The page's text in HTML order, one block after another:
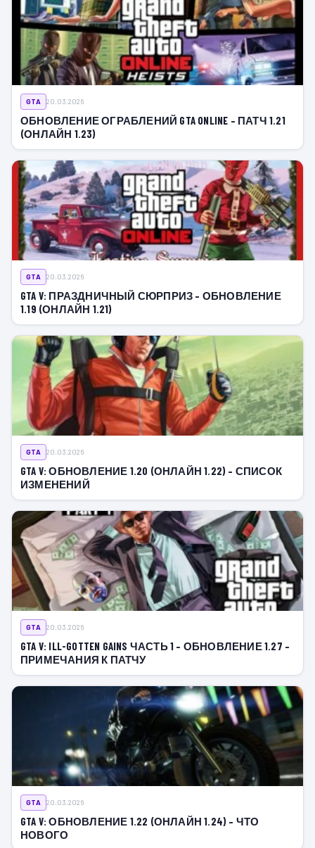
GTA 20.03.2026
ОБНОВЛЕНИЕ ОГРАБЛЕНИЙ GTA ONLINE – ПАТЧ 1.21
(ОНЛАЙН 1.23)
GTA 20.03.2026
GTA V: ПРАЗДНИЧНЫЙ СЮРПРИЗ – ОБНОВЛЕНИЕ
1.19 (ОНЛАЙН 1.21)
GTA 20.03.2026
GTA V: ОБНОВЛЕНИЕ 1.20 (ОНЛАЙН 1.22) – СПИСОК
ИЗМЕНЕНИЙ
GTA 20.03.2026
GTA V: ILL-GOTTEN GAINS ЧАСТЬ 1 – ОБНОВЛЕНИЕ 1.27 –
ПРИМЕЧАНИЯ К ПАТЧУ
GTA 20.03.2026
GTA V: ОБНОВЛЕНИЕ 1.22 (ОНЛАЙН 1.24) – ЧТО
НОВОГО